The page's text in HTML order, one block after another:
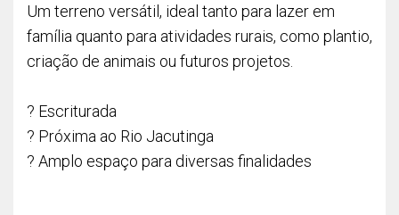
Um terreno versátil, ideal tanto para lazer em
família quanto para atividades rurais, como plantio,
criação de animais ou futuros projetos.
? Escriturada
? Próxima ao Rio Jacutinga
? Amplo espaço para diversas finalidades